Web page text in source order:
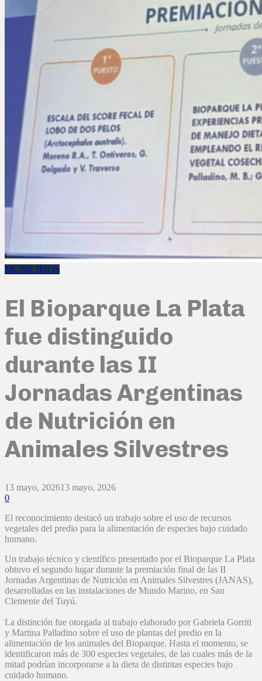
MUNICIPIOS
El Bioparque La Plata
fue distinguido
durante las II
Jornadas Argentinas
de Nutrición en
Animales Silvestres
13 mayo, 202613 mayo, 2026
0
El reconocimiento destacó un trabajo sobre el uso de recursos
vegetales del predio para la alimentación de especies bajo cuidado
humano.
Un trabajo técnico y científico presentado por el Bioparque La Plata
obtuvo el segundo lugar durante la premiación final de las II
Jornadas Argentinas de Nutrición en Animales Silvestres (JANAS),
desarrolladas en las instalaciones de Mundo Marino, en San
Clemente del Tuyú.
La distinción fue otorgada al trabajo elaborado por Gabriela Gorriti
y Martina Palladino sobre el uso de plantas del predio en la
alimentación de los animales del Bioparque. Hasta el momento, se
identificaron más de 300 especies vegetales, de las cuales más de la
mitad podrían incorporarse a la dieta de distintas especies bajo
cuidado humano.